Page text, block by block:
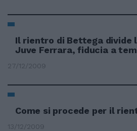
Il rientro di Bettega divide
Juve Ferrara, fiducia a
27/12/2009
Come si procede per il
13/12/2009